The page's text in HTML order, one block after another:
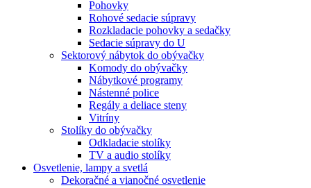
Pohovky
Rohové sedacie súpravy
Rozkladacie pohovky a sedačky
Sedacie súpravy do U
Sektorový nábytok do obývačky
Komody do obývačky
Nábytkové programy
Nástenné police
Regály a deliace steny
Vitríny
Stolíky do obývačky
Odkladacie stolíky
TV a audio stolíky
Osvetlenie, lampy a svetlá
Dekoračné a vianočné osvetlenie